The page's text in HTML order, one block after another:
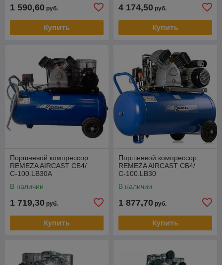
1 590,60 руб.
Купить
4 174,50 руб.
Купить
Поршневой компрессор
REMEZA AIRCAST СБ4/
С-100.LB30А
В наличии
1 719,30 руб.
Купить
Поршневой компрессор
REMEZA AIRCAST СБ4/
С-100.LB30
В наличии
1 877,70 руб.
Купить